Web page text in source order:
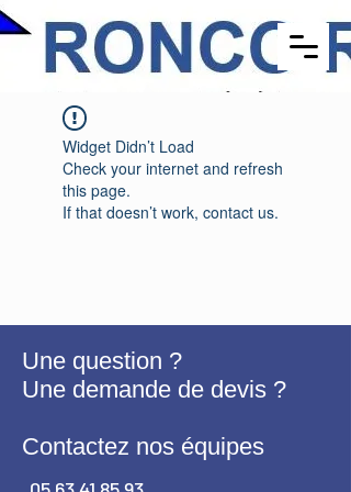
Widget Didn’t Load
Check your internet and refresh
this page.
If that doesn’t work, contact us.
Une question ?
Une demande de devis ?
​Contactez nos équipes